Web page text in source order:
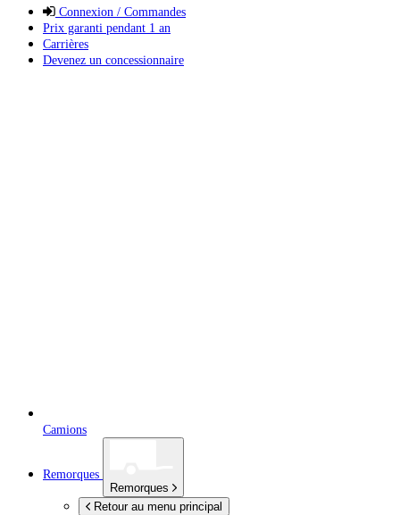
Connexion / Commandes
Prix garanti pendant 1 an
Carrières
Devenez un concessionnaire
Camions
Remorques
Remorques
Retour au menu principal